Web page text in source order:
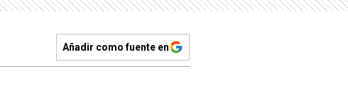
Añadir como fuente en